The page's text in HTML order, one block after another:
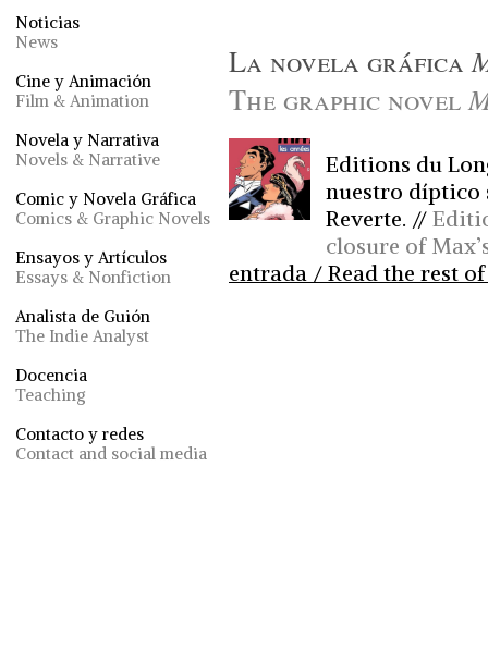
Noticias
News
Cine y Animación
Film & Animation
Novela y Narrativa
Novels & Narrative
Comic y Novela Gráfica
Comics & Graphic Novels
Ensayos y Artículos
Essays & Nonfiction
Analista de Guión
The Indie Analyst
Docencia
Teaching
Contacto y redes
Contact and social media
La novela gráfica
The graphic novel
Editions du
nuestro díptico
Reverte. //
closure of
entrada / Read the rest